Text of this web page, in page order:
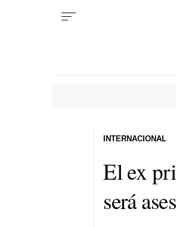
El ex
será
INTERNACIONAL